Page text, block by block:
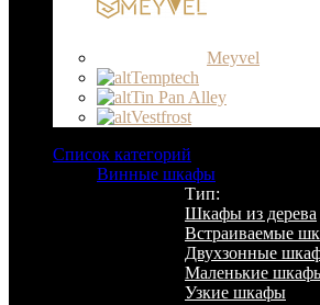
Meyvel
Temptech
Tin Pan Alley
Vestfrost
Список категорий
Винные шкафы
Тип:
Шкафы из дерева
Встраиваемые
Двухзонные
Маленькие
Узкие шкафы